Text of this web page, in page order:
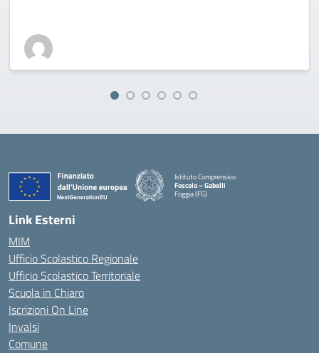
Istituto Comprensivo
Foscolo – Gabelli
Foggia (FG)
— Visita la pagina iniziale della scuola
Link Esterni
MIM
Ufficio Scolastico Regionale
Ufficio Scolastico Territoriale
Scuola in Chiaro
Iscrizioni On Line
Invalsi
Comune